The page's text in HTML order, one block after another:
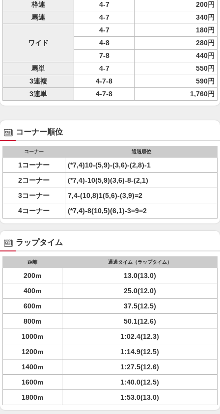
枠連
4-7
200円
馬連
4-7 340円
ワイド
4-7
180円
4-8
280円
7-8
440円
馬単
4-7
550円
3連複
4-7-8
590円
3連単
4-7-8 1,760円
コーナー順位
コーナー 通過順位
1コーナー
(*7,4)10-(5,9)-(3,6)-(2,8)-1
2コーナー
(*7,4)-10(5,9)(3,6)-8-(2,1)
3コーナー
7,4-(10,8)1(5,6)-(3,9)=2
4コーナー
(*7,4)-8(10,5)(6,1)-3=9=2
ラップタイム
距離 通過タイム（ラップタイム）
200m
13.0(13.0)
400m
25.0(12.0)
600m
37.5(12.5)
800m
50.1(12.6)
1000m
1:02.4(12.3)
1200m
1:14.9(12.5)
1400m
1:27.5(12.6)
1600m
1:40.0(12.5)
1800m
1:53.0(13.0)